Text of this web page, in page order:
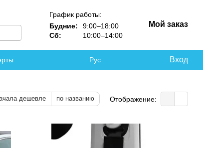
График работы:
Будние:
9:00–18:00
Сб:
10:00–14:00
Мой заказ
Рус Вход
дешевле по названию Отображение: